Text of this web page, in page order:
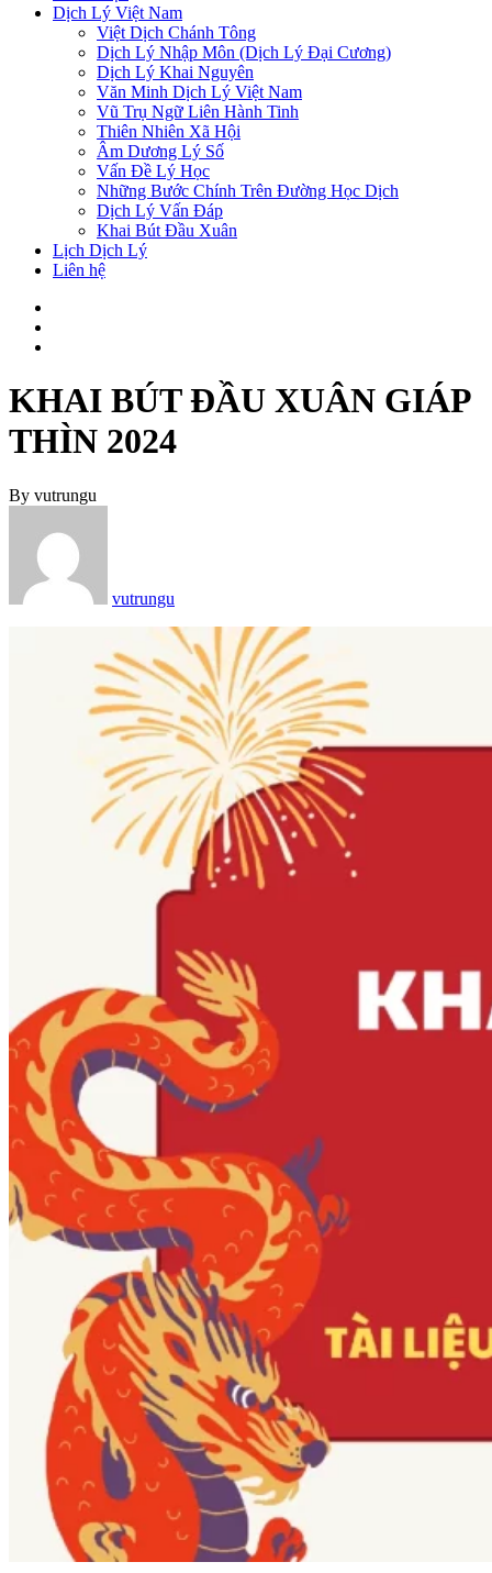
Dịch Lý Việt Nam
Việt Dịch Chánh Tông
Dịch Lý Nhập Môn (Dịch Lý Đại Cương)
Dịch Lý Khai Nguyên
Văn Minh Dịch Lý Việt Nam
Vũ Trụ Ngữ Liên Hành Tinh
Thiên Nhiên Xã Hội
Âm Dương Lý Số
Vấn Đề Lý Học
Những Bước Chính Trên Đường Học Dịch
Dịch Lý Vấn Đáp
Khai Bút Đầu Xuân
Lịch Dịch Lý
Liên hệ
KHAI BÚT ĐẦU XUÂN GIÁP
THÌN 2024
By vutrungu
vutrungu